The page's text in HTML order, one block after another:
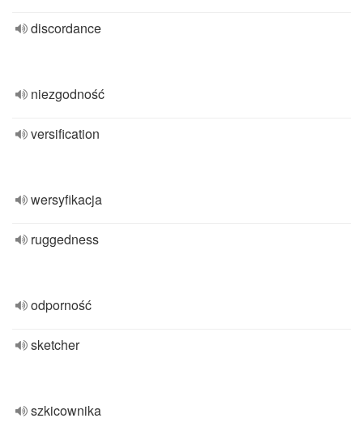
discordance
niezgodność
versification
wersyfikacja
ruggedness
odporność
sketcher
szkicownika